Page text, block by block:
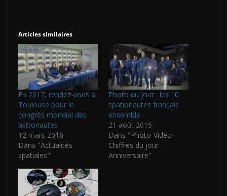
Articles similaires
En 2017, rendez-vous à
Toulouse pour le
congrès mondial des
astronautes
12 mars 2016
Dans "Actualités
spatiales"
Photo du jour : les 10
spationautes français
ensemble
21 août 2015
Dans "Photo-Vidéo-
Chiffres du jour-
Anniversaire"